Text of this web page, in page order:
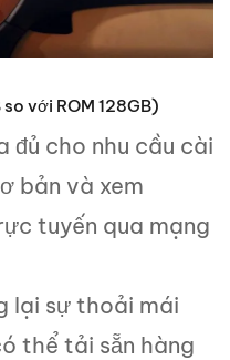
với ROM 128GB)
đủ cho nhu cầu cài
bản và xem
tuyến qua mạng
lại sự thoải mái
thể tải sẵn hàng